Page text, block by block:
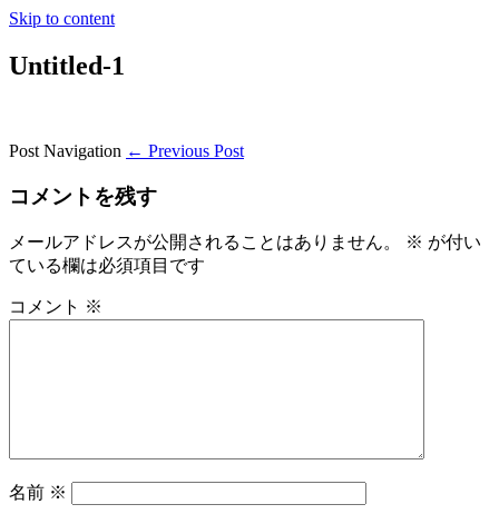
Skip to content
Untitled-1
Post Navigation ← Previous Post
コメントを残す
メールアドレスが公開されることはありません。 ※ が付い
ている欄は必須項目です
コメント ※
名前 ※